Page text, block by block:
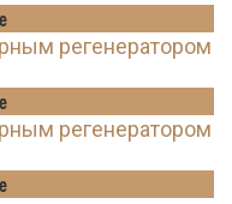
регенератором
регенератором